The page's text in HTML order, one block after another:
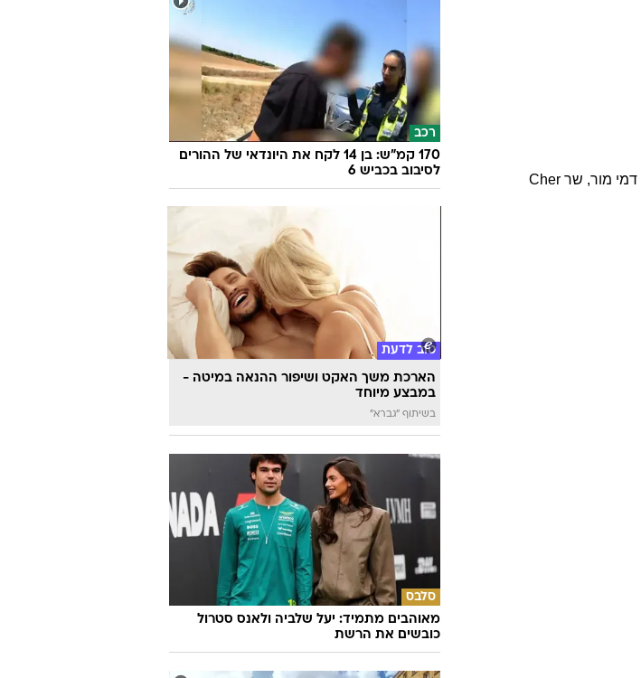
דמי מור, שר Cher
רכב
170 קמ"ש: בן 14 לקח את היונדאי של ההורים
לסיבוב בכביש 6
טוב לדעת
הארכת משך האקט ושיפור ההנאה במיטה -
במבצע מיוחד
בשיתוף "גברא"
סלבס
מאוהבים מתמיד: יעל שלביה ולאנס סטרול
כובשים את הרשת